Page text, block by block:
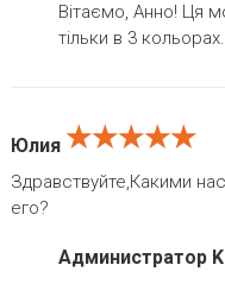
Вітаємо, Анно! Ця
тільки в 3
Юлия ★★★★★
★★★★★
★★★★★
Здравствуйте,Какими
его?
Администратор